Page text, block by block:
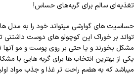
تغذیه‌ای سالم برای گربه‌های حساس!
حساسیت های گوارشی میتواند خود را به مدل
تواند بر خوراک این کوچولو های دوست داشتنی
مشکل بخورند و یا حتی بر روی پوست و مو آنها
یکی از بهترین انتخاب ها برای گربه هایی با
میباشد که به هضم راحت تر غذا و جذب مواد